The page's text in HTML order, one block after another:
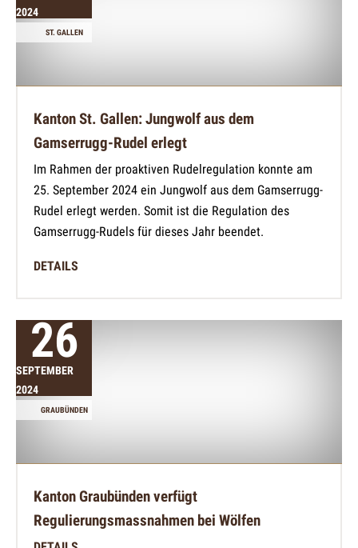
2024
ST. GALLEN
Kanton St. Gallen: Jungwolf aus dem
Gamserrugg-Rudel erlegt
Im Rahmen der proaktiven Rudelregulation konnte am
25. September 2024 ein Jungwolf aus dem Gamserrugg-
Rudel erlegt werden. Somit ist die Regulation des
Gamserrugg-Rudels für dieses Jahr beendet.
DETAILS
26
SEPTEMBER
2024
GRAUBÜNDEN
Kanton Graubünden verfügt
Regulierungsmassnahmen bei Wölfen